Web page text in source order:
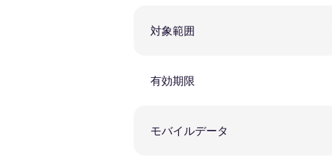
対象範囲
有効期限
モバイルデータ